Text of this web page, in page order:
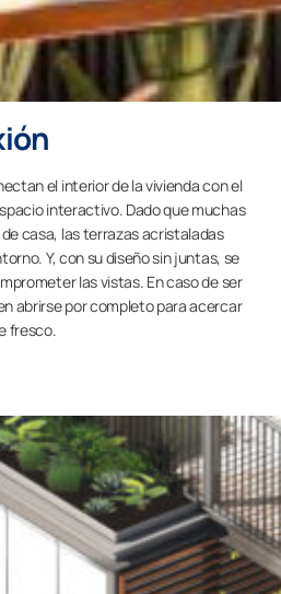
el interior de la vivienda con el
interactivo. Dado que muchas
casa, las terrazas acristaladas
Y, con su diseño sin juntas, se
las vistas. En caso de ser
abrirse por completo para acercar
fresco.